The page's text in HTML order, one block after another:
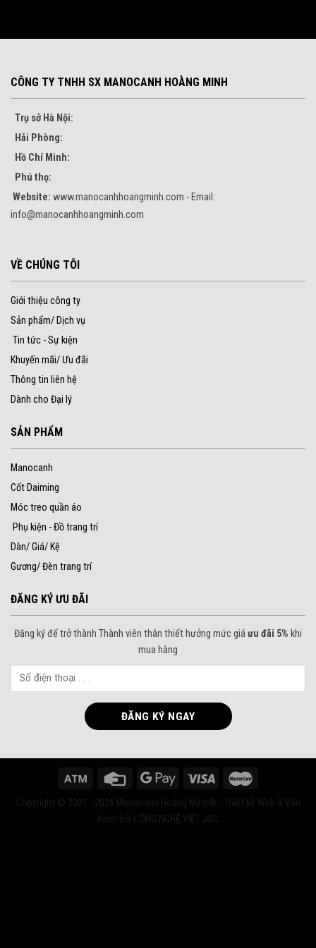
CÔNG TY TNHH SX MANOCANH HOÀNG MINH
Trụ sở Hà Nội:
Hải Phòng:
Hồ Chí Minh:
Phú thọ:
Website: www.manocanhhoangminh.com - Email:
info@manocanhhoangminh.com
VỀ CHÚNG TÔI
Giới thiệu công ty
Sản phẩm/ Dịch vụ
Tin tức - Sự kiện
Khuyến mãi/ Ưu đãi
Thông tin liên hệ
Dành cho Đại lý
SẢN PHẨM
Manocanh
Cốt Daiming
Móc treo quần áo
Phụ kiện - Đồ trang trí
Dàn/ Giá/ Kệ
Gương/ Đèn trang trí
ĐĂNG KÝ ƯU ĐÃI
Đăng ký để trở thành Thành viên thân thiết hưởng mức giáưu đãi 5% khi
mua hàng
Copyright © 2001 - 2026 Monacanh Hoàng Minh® - Thiết kế Web & Vận
hành bởi CÔNG NGHỆ VIỆT JSC